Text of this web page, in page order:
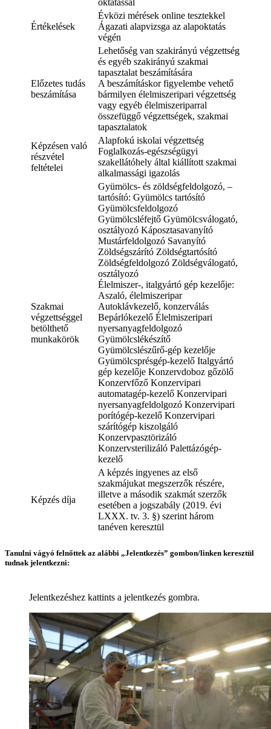
oktatással
Értékelések
Évközi mérések online tesztekkel
Ágazati alapvizsga az alapoktatás
végén
Előzetes tudás
beszámítása
Lehetőség van szakirányú végzettség
és egyéb szakirányú szakmai
tapasztalat beszámítására
A beszámításkor figyelembe vehető
bármilyen élelmiszeripari végzettség
vagy egyéb élelmiszeriparral
összefüggő végzettségek, szakmai
tapasztalatok
Képzésen való
részvétel
feltételei
Alapfokú iskolai végzettség
Foglalkozás-egészségügyi
szakellátóhely által kiállított szakmai
alkalmassági igazolás
Szakmai
végzettséggel
betölthető
munkakörök
Gyümölcs- és zöldségfeldolgozó, –
tartósító: Gyümölcs tartósító
Gyümölcsfeldolgozó
Gyümölcsléfejtő Gyümölcsválogató,
osztályozó Káposztasavanyító
Mustárfeldolgozó Savanyító
Zöldségszárító Zöldségtartósító
Zöldségfeldolgozó Zöldségválogató,
osztályozó
Élelmiszer-, italgyártó gép kezelője:
Aszaló, élelmiszeripar
Autoklávkezelő, konzerválás
Bepárlókezelő Élelmiszeripari
nyersanyagfeldolgozó
Gyümölcslékészítő
Gyümölcslészűrő-gép kezelője
Gyümölcsprésgép-kezelő Italgyártó
gép kezelője Konzervdoboz gőzölő
Konzervfőző Konzervipari
automatagép-kezelő Konzervipari
nyersanyagfeldolgozó Konzervipari
porítógép-kezelő Konzervipari
szárítógép kiszolgáló
Konzervpasztörizáló
Konzervsterilizáló Palettázógép-
kezelő
Képzés díja
A képzés ingyenes az első
szakmájukat megszerzők részére,
illetve a második szakmát szerzők
esetében a jogszabály (2019. évi
LXXX. tv. 3. §) szerint három
tanéven keresztül
Tanulni vágyó felnőttek az alábbi „Jelentkezés” gombon/linken keresztül
tudnak jelentkezni:
Jelentkezéshez kattints a jelentkezés gombra.